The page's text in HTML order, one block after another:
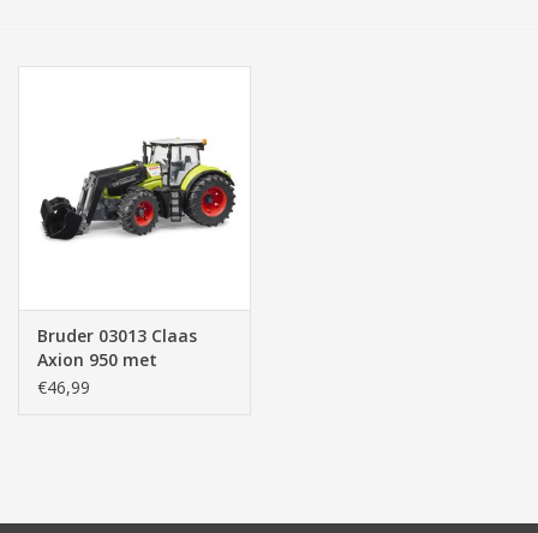
Baby & Peuter
Speelgoed & hobby
Cadeau & feest
Bruder 03013 Claas
Axion 950 met
Voorlader (1:16)
€46,99